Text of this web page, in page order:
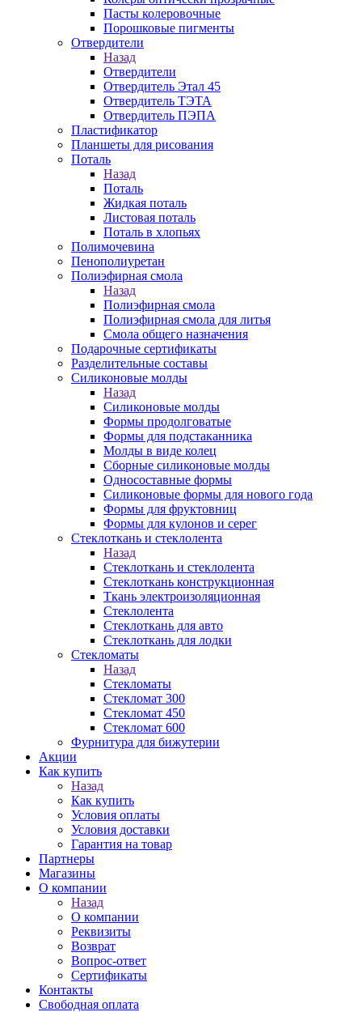
Пасты колеровочные
Порошковые пигменты
Отвердители
Назад
Отвердители
Отвердитель Этал 45
Отвердитель ТЭТА
Отвердитель ПЭПА
Пластификатор
Планшеты для рисования
Поталь
Назад
Поталь
Жидкая поталь
Листовая поталь
Поталь в хлопьях
Полимочевина
Пенополиуретан
Полиэфирная смола
Назад
Полиэфирная смола
Полиэфирная смола для литья
Смола общего назначения
Подарочные сертификаты
Разделительные составы
Силиконовые молды
Назад
Силиконовые молды
Формы продолговатые
Формы для подстаканника
Молды в виде колец
Сборные силиконовые молды
Односоставные формы
Силиконовые формы для нового года
Формы для фруктовниц
Формы для кулонов и серег
Стеклоткань и стеклолента
Назад
Стеклоткань и стеклолента
Стеклоткань конструкционная
Ткань электроизоляционная
Стеклолента
Стеклоткань для авто
Стеклоткань для лодки
Стекломаты
Назад
Стекломаты
Стекломат 300
Стекломат 450
Стекломат 600
Фурнитура для бижутерии
Акции
Как купить
Назад
Как купить
Условия оплаты
Условия доставки
Гарантия на товар
Партнеры
Магазины
О компании
Назад
О компании
Реквизиты
Возврат
Вопрос-ответ
Сертификаты
Контакты
Свободная оплата